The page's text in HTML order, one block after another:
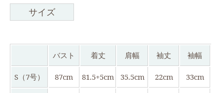
サイズ
バスト 着丈 肩幅 袖丈 袖幅
S（7号） 87cm 81.5+5cm 35.5cm 22cm 33cm